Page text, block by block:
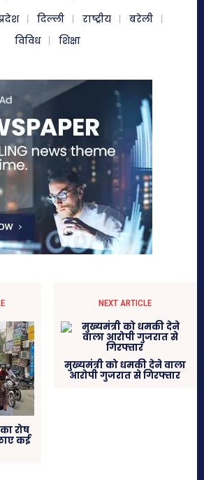
दिल्ली राष्ट्रीय
बरेली
विविध
शिक्षा
रोष
कई
NEXT ARTICLE
मुख्यमंत्री को धमकी देने वाला
आरोपी गुजरात से गिरफ्तार